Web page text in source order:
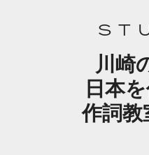
川崎
日本
作詞教